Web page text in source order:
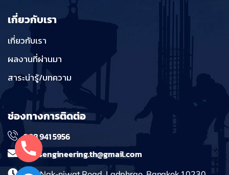
เกี่ยวกับเรา
เกี่ยวกับเรา
ผลงานที่ผ่านมา
สาระน่ารู้/บทความ
ช่องทางการติดต่อ
098 941 5956
massengineering.th@gmail.com